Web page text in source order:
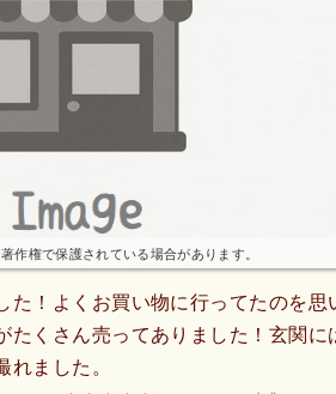
作権で保護されている場合があります。
！よくお買い物に行ってたのを思
たくさん売ってありました！玄関に
ました。